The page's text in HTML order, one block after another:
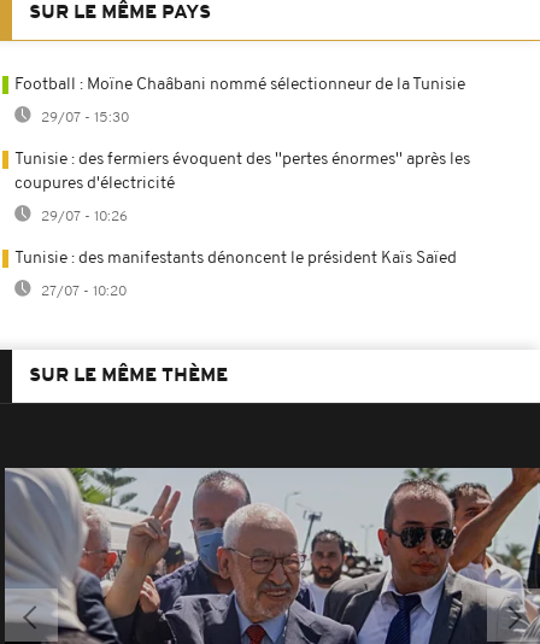
SUR LE MÊME PAYS
Football : Moïne Chaâbani nommé sélectionneur de la Tunisie
29/07 - 15:30
Tunisie : des fermiers évoquent des ''pertes énormes'' après les
coupures d'électricité
29/07 - 10:26
Tunisie : des manifestants dénoncent le président Kaïs Saïed
27/07 - 10:20
SUR LE MÊME THÈME